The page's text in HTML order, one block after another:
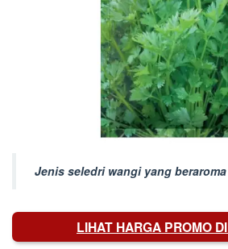
Jenis seledri wangi yang
LIHAT HARGA PROMO